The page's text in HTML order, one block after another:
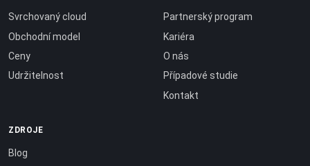
Svrchovaný cloud
Obchodní model
Ceny
Udržitelnost
Partnerský program
Kariéra
O nás
Případové studie
Kontakt
ZDROJE
Blog